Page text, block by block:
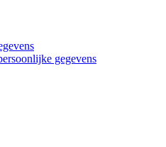
gegevens